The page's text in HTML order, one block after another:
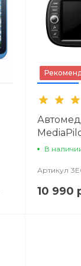
В
Артикул
10 990